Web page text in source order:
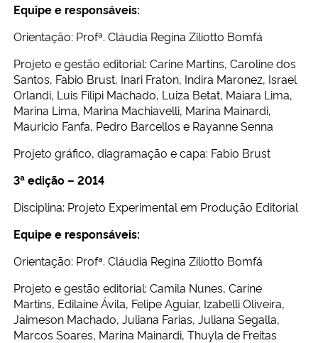
Secretaria-Geral
Gabinete de Segurança Institucional
Advocacia-Geral da União
Banco Central do Brasil
Planalto
Equipe e responsáveis:
Orientação: Profª. Cláudia Regina Ziliotto Bomfá
Projeto e gestão editorial: Carine Martins, Caroline dos
Santos, Fabio Brust, Inari Fraton, Indira Maronez, Israel
Orlandi, Luis Filipi Machado, Luiza Betat, Maiara Lima,
Marina Lima, Marina Machiavelli, Marina Mainardi,
Mauricio Fanfa, Pedro Barcellos e Rayanne Senna
Projeto gráfico, diagramação e capa: Fabio Brust
3ª edição – 2014
Disciplina: Projeto Experimental em Produção Editorial
Equipe e responsáveis:
Orientação: Profª. Cláudia Regina Ziliotto Bomfá
Projeto e gestão editorial: Camila Nunes, Carine
Martins, Edilaine Ávila, Felipe Aguiar, Izabelli Oliveira,
Jaimeson Machado, Juliana Farias, Juliana Segalla,
Marcos Soares, Marina Mainardi, Thuyla de Freitas